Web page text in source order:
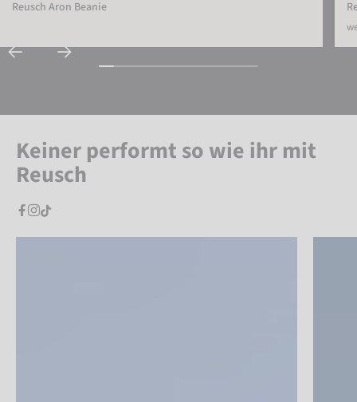
Reusch Aron Beanie
Keiner performt so wie ihr mit
Reusch